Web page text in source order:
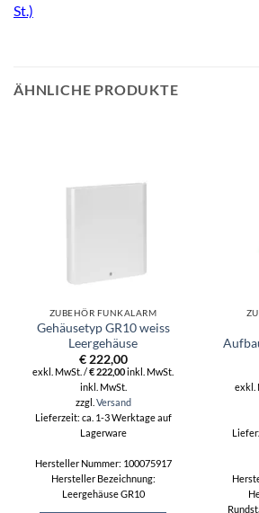
St.)
ÄHNLICHE PRODUKTE
ZUBEHÖR FUNKALARM
Gehäusetyp GR10 weiss
Leergehäuse
€222,00
exkl. MwSt. /€222,00inkl. MwSt.
inkl. MwSt.
zzgl. Versand
Lieferzeit: ca. 1-3 Werktage auf
Lagerware
Hersteller Nummer: 100075917
Hersteller Bezeichnung:
Leergehäuse GR10
exkl.